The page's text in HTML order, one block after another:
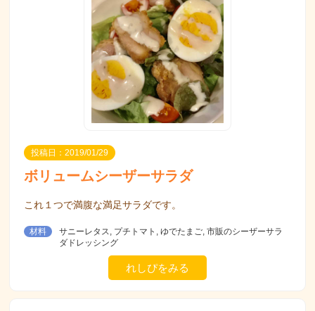
投稿日：2019/01/29
ボリュームシーザーサラダ
これ１つで満腹な満足サラダです。
材料
サニーレタス, プチトマト, ゆでたまご, 市販のシーザーサラ
ダドレッシング
れしぴをみる